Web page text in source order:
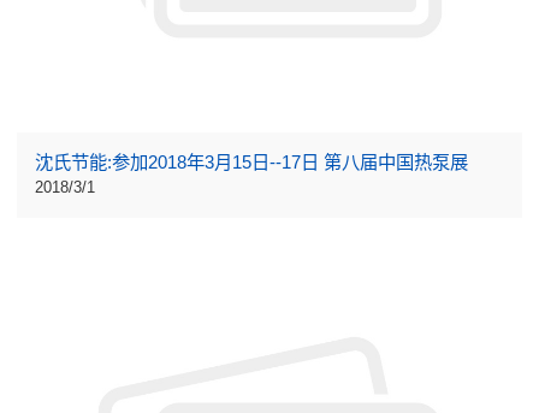
沈氏节能:参加2018年3月15日--17日 第八届中国热泵展
2018/3/1